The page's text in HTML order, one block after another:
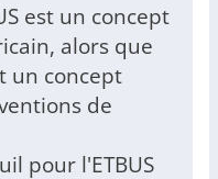
est un concept
alors que
un concept
de
pour l'ETBUS